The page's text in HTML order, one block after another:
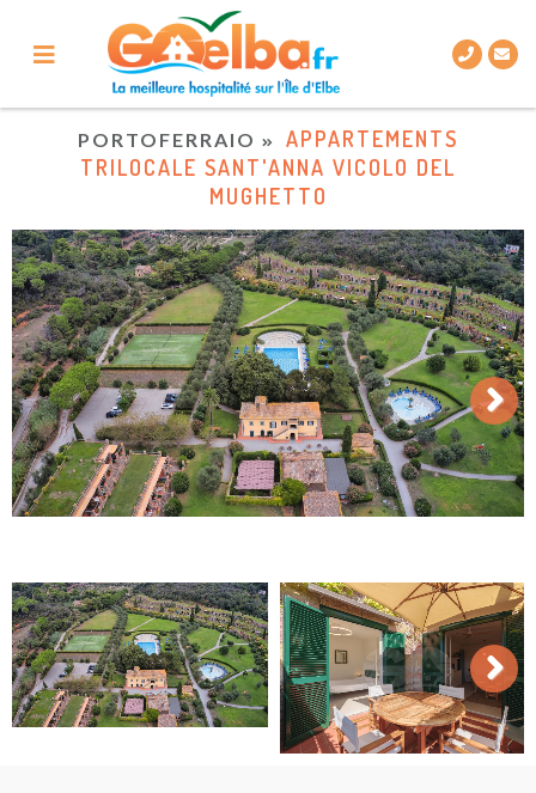
PORTOFERRAIO
APPARTEMENTS
TRILOCALE SANT'ANNA VICOLO DEL
MUGHETTO
Next
Next